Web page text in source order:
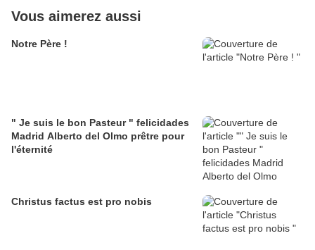
Vous aimerez aussi
Notre Père !
" Je suis le bon Pasteur " felicidades
Madrid Alberto del Olmo prêtre pour
l'éternité
Christus factus est pro nobis